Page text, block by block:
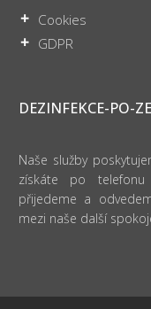
Cookies
GDPR
DEZINFEKCE-PO-
Naše služby
získáte po
přijedeme a
mezi naše další